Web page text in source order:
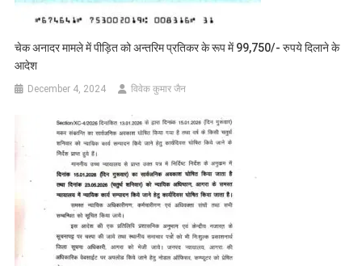
चेक अनादर मामले में पीड़ित को अन्तरिम प्रतिकर के रूप में 99,750/- रुपये दिलाने के
आदेश
December 4, 2024 विवेक कुमार जैन